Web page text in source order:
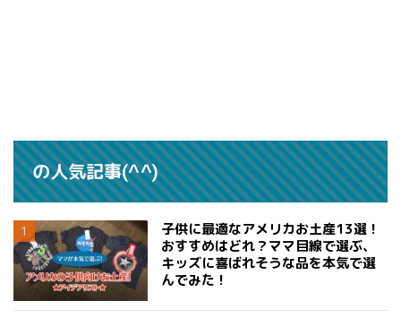
の人気記事(^^)
子供に最適なアメリカお土産13選！
おすすめはどれ？ママ目線で選ぶ、
キッズに喜ばれそうな品を本気で選
んでみた！